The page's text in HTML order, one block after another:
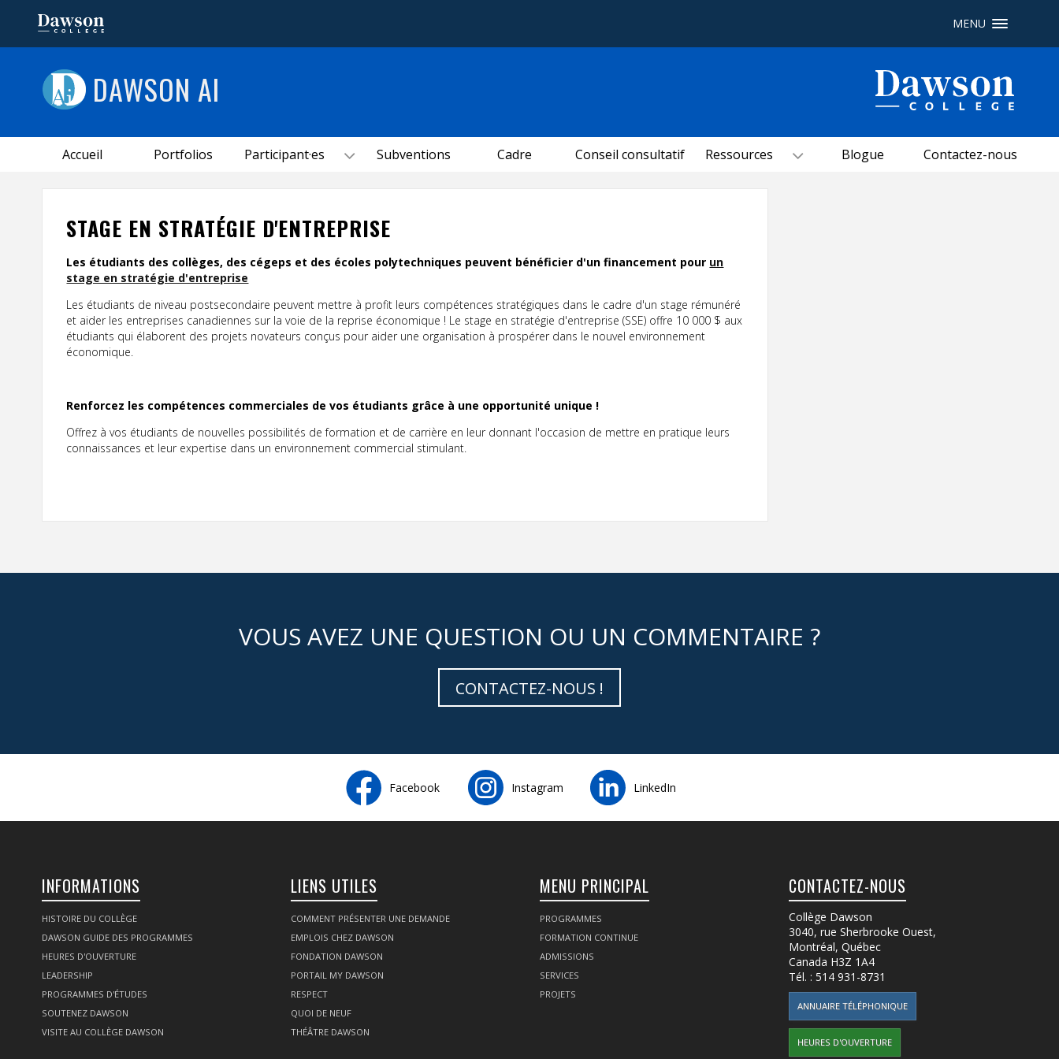
MENU
DAWSON AI
Accueil Portfolios Participant·es Subventions Cadre Conseil consultatif Ressources Blogue Contactez-nous
STAGE EN STRATÉGIE D'ENTREPRISE
Les étudiants des collèges, des cégeps et des écoles polytechniques peuvent bénéficier d'un financement pour un
stage en stratégie d'entreprise
Les étudiants de niveau postsecondaire peuvent mettre à profit leurs compétences stratégiques dans le cadre d'un stage rémunéré
et aider les entreprises canadiennes sur la voie de la reprise économique ! Le stage en stratégie d'entreprise (SSE) offre 10 000 $ aux
étudiants qui élaborent des projets novateurs conçus pour aider une organisation à prospérer dans le nouvel environnement
économique.
Renforcez les compétences commerciales de vos étudiants grâce à une opportunité unique !
Offrez à vos étudiants de nouvelles possibilités de formation et de carrière en leur donnant l'occasion de mettre en pratique leurs
connaissances et leur expertise dans un environnement commercial stimulant.
VOUS AVEZ UNE QUESTION OU UN COMMENTAIRE ?
CONTACTEZ-NOUS !
Facebook Instagram LinkedIn
INFORMATIONS
HISTOIRE DU COLLÈGE
DAWSON GUIDE DES PROGRAMMES
HEURES D'OUVERTURE
LEADERSHIP
PROGRAMMES D'ÉTUDES
SOUTENEZ DAWSON
VISITE AU COLLÈGE DAWSON
LIENS UTILES
COMMENT PRÉSENTER UNE DEMANDE
EMPLOIS CHEZ DAWSON
FONDATION DAWSON
PORTAIL MY DAWSON
RESPECT
QUOI DE NEUF
THÉÂTRE DAWSON
MENU PRINCIPAL
PROGRAMMES
FORMATION CONTINUE
ADMISSIONS
SERVICES
PROJETS
CONTACTEZ-NOUS
Collège Dawson
3040, rue Sherbrooke Ouest,
Montréal, Québec
Canada H3Z 1A4
Tél. : 514 931-8731
ANNUAIRE TÉLÉPHONIQUE
HEURES D'OUVERTURE
Recherche sur le site
Recherche de personnes
EN